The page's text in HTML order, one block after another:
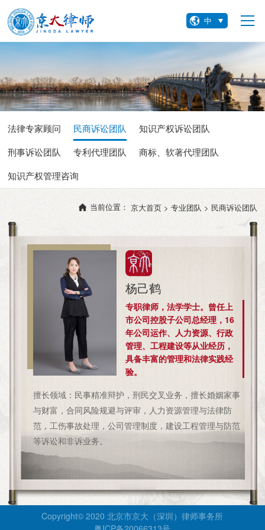
中
法律专家顾问 民商诉讼团队
知识产权诉讼团队
刑事诉讼团队
专利代理团队
商标、软著代理团队
知识产权管理咨询
当前位置： 京大首页 > 专业团队 > 民商诉讼团队
杨己鹤
专职律师，法学学士。曾任上
市公司控股子公司总经理，16
年公司运作、人力资源、行政
管理、工程建设等从业经历，
具备丰富的管理和法律实践经
验。
擅长领域：民事精准辩护，刑民交叉业务，擅长婚姻家事
与财富，合同风险规避与评审，人力资源管理与法律防
范，工伤事故处理，公司管理制度，建设工程管理与防范
等诉讼和非诉业务。
Copyright© 2020 北京市京大（深圳）律师事务所